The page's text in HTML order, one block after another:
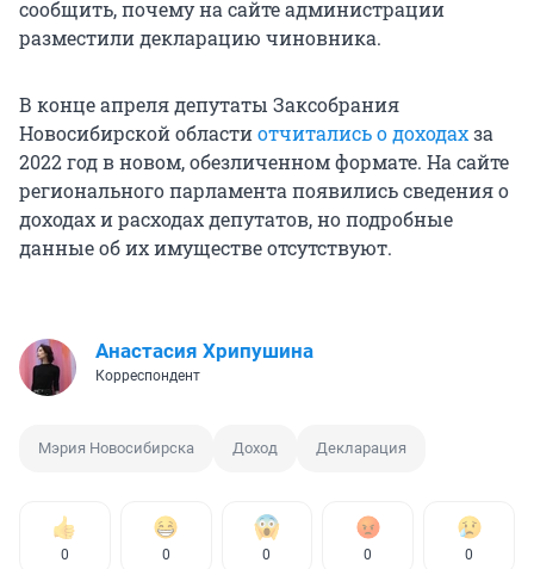
сообщить, почему на сайте администрации
разместили декларацию чиновника.
В конце апреля депутаты Заксобрания
Новосибирской областиотчитались о доходахза
2022 год в новом, обезличенном формате. На сайте
регионального парламента появились сведения о
доходах и расходах депутатов, но подробные
данные об их имуществе отсутствуют.
Анастасия Хрипушина
Корреспондент
Мэрия Новосибирска Доход Декларация
0 0 0 0 0